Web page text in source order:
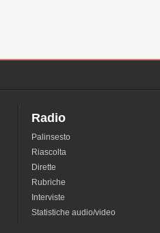
Radio
Palinsesto
Riascolta
Dirette
Rubriche
Interviste
Statistiche audio/video